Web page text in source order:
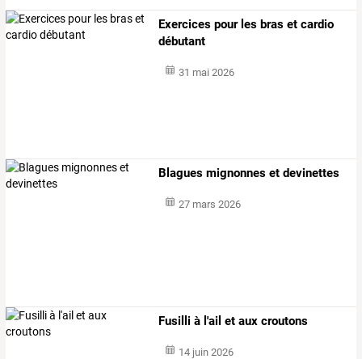
Exercices pour les bras et cardio
débutant
31 mai 2026
Blagues mignonnes et devinettes
27 mars 2026
Fusilli à l'ail et aux croutons
14 juin 2026